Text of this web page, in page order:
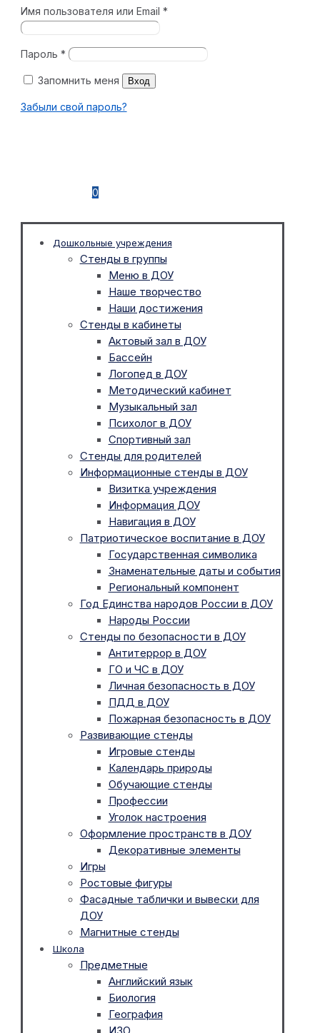
Имя пользователя или Email *
Пароль *
Запомнить меня Вход
Забыли свой пароль?
0
Дошкольные учреждения
Стенды в группы
Меню в ДОУ
Наше творчество
Наши достижения
Стенды в кабинеты
Актовый зал в ДОУ
Бассейн
Логопед в ДОУ
Методический кабинет
Музыкальный зал
Психолог в ДОУ
Спортивный зал
Стенды для родителей
Информационные стенды в ДОУ
Визитка учреждения
Информация ДОУ
Навигация в ДОУ
Патриотическое воспитание в ДОУ
Государственная символика
Знаменательные даты и события
Региональный компонент
Год Единства народов России в ДОУ
Народы России
Стенды по безопасности в ДОУ
Антитеррор в ДОУ
ГО и ЧС в ДОУ
Личная безопасность в ДОУ
ПДД в ДОУ
Пожарная безопасность в ДОУ
Развивающие стенды
Игровые стенды
Календарь природы
Обучающие стенды
Профессии
Уголок настроения
Оформление пространств в ДОУ
Декоративные элементы
Игры
Ростовые фигуры
Фасадные таблички и вывески для
ДОУ
Магнитные стенды
Школа
Предметные
Английский язык
Биология
География